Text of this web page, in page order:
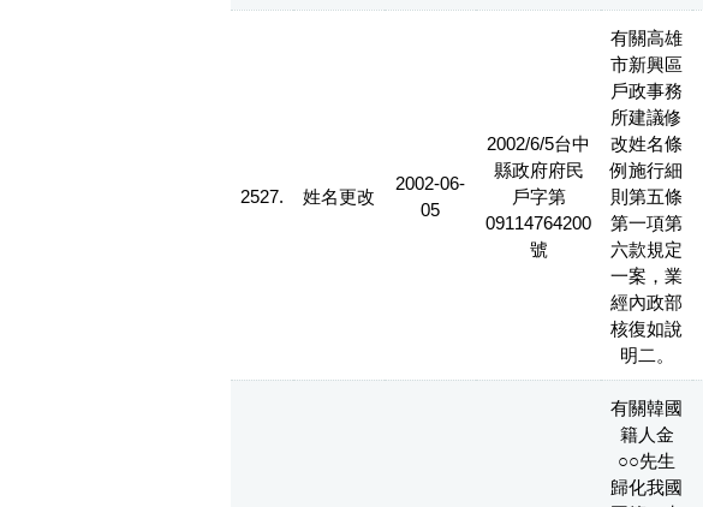
2527. 姓名更改
2002-06-
05
2002/6/5台中
縣政府府民
戶字第
09114764200
號
有關高雄
市新興區
戶政事務
所建議修
改姓名條
例施行細
則第五條
第一項第
六款規定
一案，業
經內政部
核復如說
明二。
有關韓國
籍人金
○○先生
歸化我國